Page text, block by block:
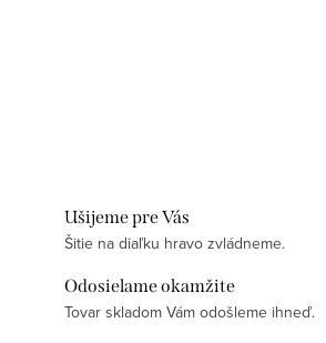
Ušijeme pre Vás
Šitie na diaľku hravo zvládneme.
Odosielame okamžite
Tovar skladom Vám odošleme ihneď.